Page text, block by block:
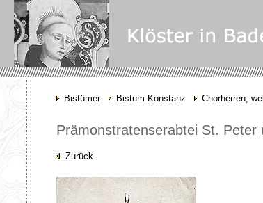
Bistümer Bistum Konstanz Chorherren,
Prämonstratenserabtei St.
Zurück